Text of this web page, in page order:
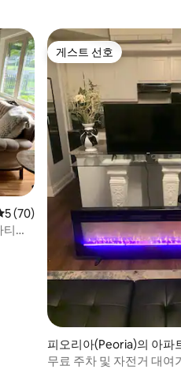
점 5점(5점 만점), 후기 70개
5 (70)
오
게스트 선호
게스트 선호
피오리아(Peoria)의 아파
무료 주차 및 자전거 대여